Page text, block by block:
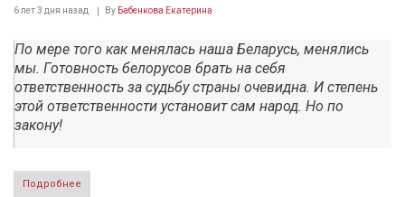
6 лет 3 дня назад By Бабенкова Екатерина
По мере того как менялась наша Беларусь, менялись
мы. Готовность белорусов брать на себя
ответственность за судьбу страны очевидна. И степень
этой ответственности установит сам народ. Но по
закону!
Подробнее